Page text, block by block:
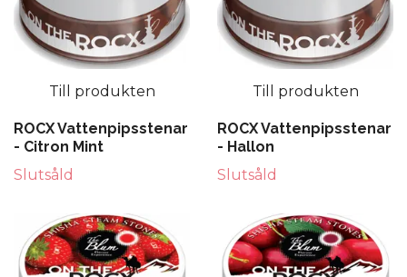
Till produkten
ROCX Vattenpipsstenar
- Citron Mint
Slutsåld
Till produkten
ROCX Vattenpipsstenar
- Hallon
Slutsåld